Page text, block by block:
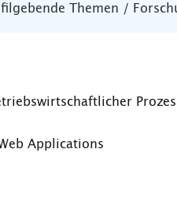
Themen /
Applications